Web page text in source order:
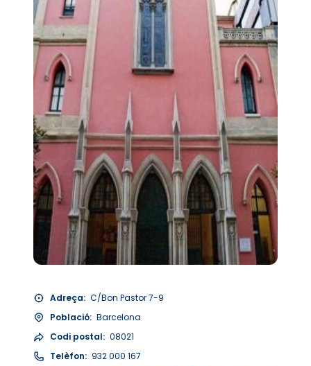
Adreça: C/Bon Pastor 7-9
Població: Barcelona
Codi postal: 08021
Telèfon: 932 000 167